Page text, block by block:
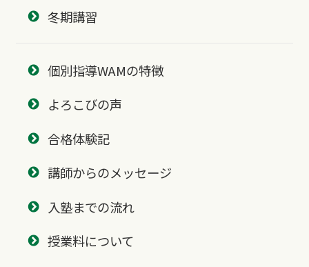
冬期講習
個別指導WAMの特徴
よろこびの声
合格体験記
講師からのメッセージ
入塾までの流れ
授業料について